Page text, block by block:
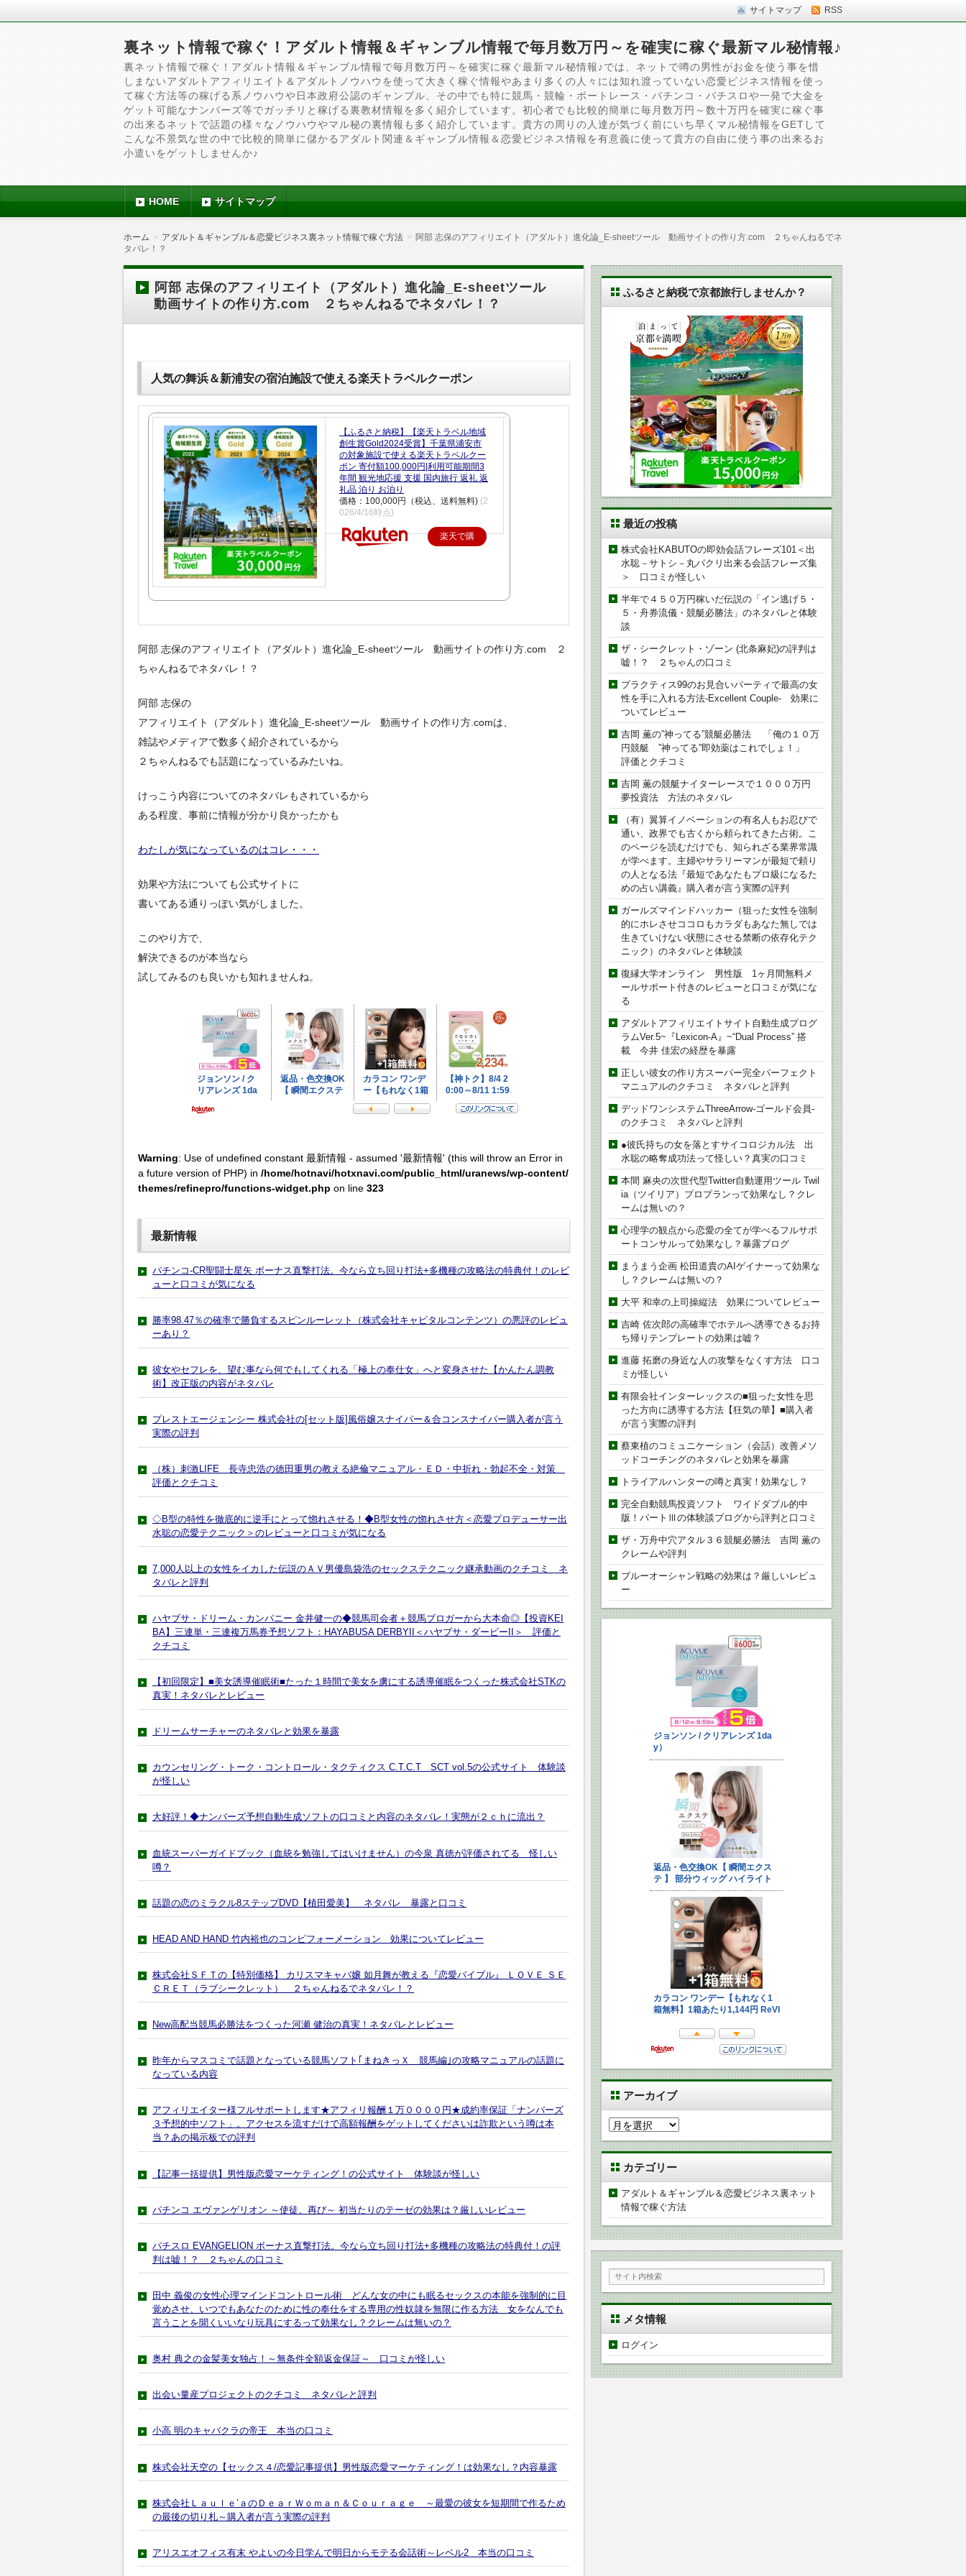
サイトマップ RSS
裏ネット情報で稼ぐ！アダルト情報＆ギャンブル情報で毎月数万円～を確実に稼ぐ最新マル秘情報♪
裏ネット情報で稼ぐ！アダルト情報＆ギャンブル情報で毎月数万円～を確実に稼ぐ最新マル秘情報♪では、ネットで噂の男性がお金を使う事を惜
しまないアダルトアフィリエイト＆アダルトノウハウを使って大きく稼ぐ情報やあまり多くの人々には知れ渡っていない恋愛ビジネス情報を使っ
て稼ぐ方法等の稼げる系ノウハウや日本政府公認のギャンブル、その中でも特に競馬・競輪・ボートレース・パチンコ・パチスロや一発で大金を
ゲット可能なナンバーズ等でガッチリと稼げる裏教材情報を多く紹介しています。初心者でも比較的簡単に毎月数万円～数十万円を確実に稼ぐ事
の出来るネットで話題の様々なノウハウやマル秘の裏情報も多く紹介しています。貴方の周りの人達が気づく前にいち早くマル秘情報をGETして
こんな不景気な世の中で比較的簡単に儲かるアダルト関連＆ギャンブル情報＆恋愛ビジネス情報を有意義に使って貴方の自由に使う事の出来るお
小遣いをゲットしませんか♪
HOME サイトマップ
ホーム アダルト＆ギャンブル＆恋愛ビジネス裏ネット情報で稼ぐ方法
阿部 志保のアフィリエイト（アダルト）進化論_E-sheetツール 動画サイトの作り方.com ２ちゃんねるでネ
タバレ！？
阿部 志保のアフィリエイト（アダルト）進化論_E-sheetツール
動画サイトの作り方.com ２ちゃんねるでネタバレ！？
人気の舞浜＆新浦安の宿泊施設で使える楽天トラベルクーポン
【ふるさと納税】【楽天トラベル地域
創生賞Gold2024受賞】千葉県浦安市
の対象施設で使える楽天トラベルクー
ポン 寄付額100,000円|利用可能期間3
年間 観光地応援 支援 国内旅行 返礼 返
礼品 泊り お泊り
価格：100,000円（税込、送料無料) (2
026/4/16時点)
楽天で購
阿部 志保のアフィリエイト（アダルト）進化論_E-sheetツール 動画サイトの作り方.com ２
ちゃんねるでネタバレ！？
阿部 志保の
アフィリエイト（アダルト）進化論_E-sheetツール 動画サイトの作り方.comは、
雑誌やメディアで数多く紹介されているから
２ちゃんねるでも話題になっているみたいね。
けっこう内容についてのネタバレもされているから
ある程度、事前に情報が分かり良かったかも
わたしが気になっているのはコレ・・・
効果や方法についても公式サイトに
書いてある通りっぽい気がしました。
このやり方で、
解決できるのが本当なら
試してみるのも良いかも知れませんね。
Warning: Use of undefined constant 最新情報 - assumed '最新情報' (this will throw an Error in
a future version of PHP) in /home/hotnavi/hotxnavi.com/public_html/uranews/wp-content/
themes/refinepro/functions-widget.php on line 323
最新情報
パチンコ-CR聖闘士星矢 ボーナス直撃打法。今なら立ち回り打法+多機種の攻略法の特典付！のレビ
ューと口コミが気になる
勝率98.47％の確率で勝負するスピンルーレット（株式会社キャピタルコンテンツ）の悪評のレビュ
ーあり？
彼女やセフレを、望む事なら何でもしてくれる「極上の奉仕女」へと変身させた【かんたん調教
術】改正版の内容がネタバレ
プレストエージェンシー 株式会社の[セット版]風俗嬢スナイパー＆合コンスナイパー購入者が言う
実際の評判
（株）刺激LIFE 長寺忠浩の徳田重男の教える絶倫マニュアル・ＥＤ・中折れ・勃起不全・対策
評価とクチコミ
◇B型の特性を徹底的に逆手にとって惚れさせる！◆B型女性の惚れさせ方＜恋愛プロデューサー出
水聡の恋愛テクニック＞のレビューと口コミが気になる
7,000人以上の女性をイカした伝説のＡＶ男優島袋浩のセックステクニック継承動画のクチコミ ネ
タバレと評判
ハヤブサ・ドリーム・カンパニー 金井健一の◆競馬司会者＋競馬ブロガーから大本命◎【投資KEI
BA】三連単・三連複万馬券予想ソフト：HAYABUSA DERBYII＜ハヤブサ・ダービーII＞ 評価と
クチコミ
【初回限定】■美女誘導催眠術■たった１時間で美女を虜にする誘導催眠をつくった株式会社STKの
真実！ネタバレとレビュー
ドリームサーチャーのネタバレと効果を暴露
カウンセリング・トーク・コントロール・タクティクス C.T.C.T SCT vol.5の公式サイト 体験談
が怪しい
大好評！◆ナンバーズ予想自動生成ソフトの口コミと内容のネタバレ！実態が２ｃｈに流出？
血統スーパーガイドブック（血統を勉強してはいけません）の今泉 真徳が評価されてる 怪しい
噂？
話題の恋のミラクル8ステップDVD【植田愛美】 ネタバレ 暴露と口コミ
HEAD AND HAND 竹内裕也のコンピフォーメーション 効果についてレビュー
株式会社ＳＦＴの【特別価格】 カリスマキャバ嬢 如月舞が教える『恋愛バイブル』 ＬＯＶＥ ＳＥ
ＣＲＥＴ（ラブシークレット） ２ちゃんねるでネタバレ！？
New高配当競馬必勝法をつくった河瀬 健治の真実！ネタバレとレビュー
昨年からマスコミで話題となっている競馬ソフト｢まねきっＸ 競馬編｣の攻略マニュアルの話題に
なっている内容
アフィリエイター様フルサポートします★アフィリ報酬１万００００円★成約率保証「ナンバーズ
３予想的中ソフト」。アクセスを流すだけで高額報酬をゲットしてくださいは詐欺という噂は本
当？あの掲示板での評判
【記事一括提供】男性版恋愛マーケティング！の公式サイト 体験談が怪しい
パチンコ エヴァンゲリオン ～使徒、再び～ 初当たりのテーゼの効果は？厳しいレビュー
パチスロ EVANGELION ボーナス直撃打法。今なら立ち回り打法+多機種の攻略法の特典付！の評
判は嘘！？ ２ちゃんの口コミ
田中 義俊の女性心理マインドコントロール術 どんな女の中にも眠るセックスの本能を強制的に目
覚めさせ、いつでもあなたのために性の奉仕をする専用の性奴隷を無限に作る方法 女をなんでも
言うことを聞くいいなり玩具にするって効果なし？クレームは無いの？
奥村 典之の金髪美女独占！～無条件全額返金保証～ 口コミが怪しい
出会い量産プロジェクトのクチコミ ネタバレと評判
小高 明のキャバクラの帝王 本当の口コミ
株式会社天空の【セックス４/恋愛記事提供】男性版恋愛マーケティング！は効果なし？内容暴露
株式会社Ｌａｕｌｅ’ａのＤｅａｒＷｏｍａｎ＆Ｃｏｕｒａｇｅ ～最愛の彼女を短期間で作るため
の最後の切り札～購入者が言う実際の評判
アリスエオフィス有末 やよいの今日学んで明日からモテる会話術～レベル2 本当の口コミ
ふるさと納税で京都旅行しませんか？
最近の投稿
株式会社KABUTOの即効会話フレーズ101＜出
水聡－サトシ－丸パクリ出来る会話フレーズ集
＞ 口コミが怪しい
半年で４５０万円稼いだ伝説の「イン逃げ５・
５・舟券流儀・競艇必勝法」のネタバレと体験
談
ザ・シークレット・ゾーン (北条麻妃)の評判は
嘘！？ ２ちゃんの口コミ
プラクティス99のお見合いパーティで最高の女
性を手に入れる方法-Excellent Couple- 効果に
ついてレビュー
吉岡 薫の”神ってる”競艇必勝法 「俺の１０万
円競艇 ”神ってる”即効薬はこれでしょ！」
評価とクチコミ
吉岡 薫の競艇ナイターレースで１０００万円
夢投資法 方法のネタバレ
（有）翼算イノベーションの有名人もお忍びで
通い、政界でも古くから頼られてきた占術。こ
のページを読むだけでも、知られざる業界常識
が学べます。主婦やサラリーマンが最短で頼り
の人となる法『最短であなたもプロ級になるた
めの占い講義』購入者が言う実際の評判
ガールズマインドハッカー（狙った女性を強制
的にホレさせココロもカラダもあなた無しでは
生きていけない状態にさせる禁断の依存化テク
ニック）のネタバレと体験談
復縁大学オンライン 男性版 1ヶ月間無料メ
ールサポート付きのレビューと口コミが気にな
る
アダルトアフィリエイトサイト自動生成プログ
ラムVer.5~『Lexicon-A』~“Dual Process” 搭
載 今井 佳宏の経歴を暴露
正しい彼女の作り方スーパー完全パーフェクト
マニュアルのクチコミ ネタバレと評判
デッドワンシステムThreeArrow-ゴールド会員-
のクチコミ ネタバレと評判
●彼氏持ちの女を落とすサイコロジカル法 出
水聡の略奪成功法って怪しい？真実の口コミ
本間 麻央の次世代型Twitter自動運用ツール Twil
ia（ツイリア）プロプランって効果なし？クレ
ームは無いの？
心理学の観点から恋愛の全てが学べるフルサポ
ートコンサルって効果なし？暴露ブログ
まうまう企画 松田道貴のAIゲイナーって効果な
し？クレームは無いの？
大平 和幸の上司操縦法 効果についてレビュー
吉崎 佐次郎の高確率でホテルへ誘導できるお持
ち帰りテンプレートの効果は嘘？
進藤 拓磨の身近な人の攻撃をなくす方法 口コ
ミが怪しい
有限会社インターレックスの■狙った女性を思
った方向に誘導する方法【狂気の華】■購入者
が言う実際の評判
蔡東植のコミュニケーション（会話）改善メソ
ッドコーチングのネタバレと効果を暴露
トライアルハンターの噂と真実！効果なし？
完全自動競馬投資ソフト ワイドダブル的中
版！パートⅢの体験談ブログから評判と口コミ
ザ・万舟中穴アタル３６競艇必勝法 吉岡 薫の
クレームや評判
ブルーオーシャン戦略の効果は？厳しいレビュ
ー
アーカイブ
ア
ー
カ
イ
ブ
カテゴリー
アダルト＆ギャンブル＆恋愛ビジネス裏ネット
情報で稼ぐ方法
メタ情報
ログイン